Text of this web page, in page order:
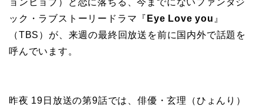
ック・ラブストーリードラマ『 Eye Love you 』
（TBS）が、来週の最終回放送を前に国内外で話題を
呼んでいます。
昨夜 19日放送の第9話では、俳優・玄理（ひょんり）